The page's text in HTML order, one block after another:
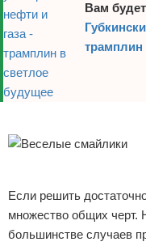
Вам
трамплин
Если решить
множество общих
большинстве случаев